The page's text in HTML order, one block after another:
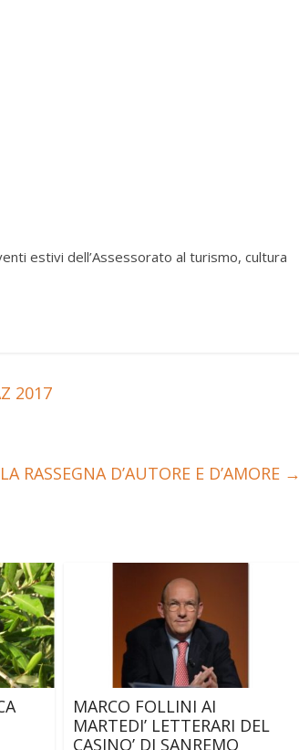
estivi dell’Assessorato al turismo, cultura
2017
RASSEGNA D’AUTORE E D’AMORE →
MARCO FOLLINI AI
MARTEDI’ LETTERARI DEL
CASINO’ DI SANREMO